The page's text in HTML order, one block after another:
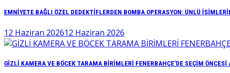
EMNİYETE BAĞLI ÖZEL DEDEKTİFLERDEN BOMBA OPERASYON: ÜNLÜ
12 Haziran 202612 Haziran 2026
GİZLİ KAMERA VE BÖCEK TARAMA BİRİMLERİ FENERBAHÇE’DE SEÇİM ÖNCESİ